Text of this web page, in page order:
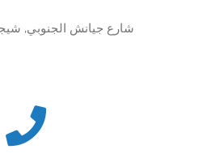
شارع جيانش الجنوبي,